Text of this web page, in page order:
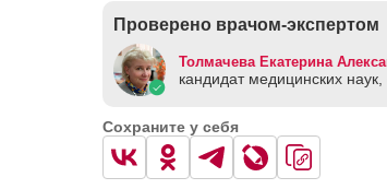
Проверено врачом-экспертом
Толмачева Екатерина
кандидат медицинских
Сохраните у себя